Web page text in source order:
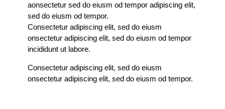
aonsectetur sed do eiusm od tempor adipiscing elit,
sed do eiusm od tempor.
Consectetur adipiscing elit, sed do eiusm
onsectetur adipiscing elit, sed do eiusm od tempor
incididunt ut labore.
Consectetur adipiscing elit, sed do eiusm
onsectetur adipiscing elit, sed do eiusm od tempor.